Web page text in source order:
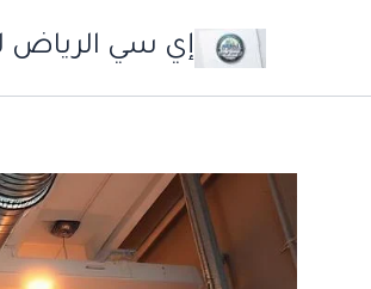
إي سي الرياض